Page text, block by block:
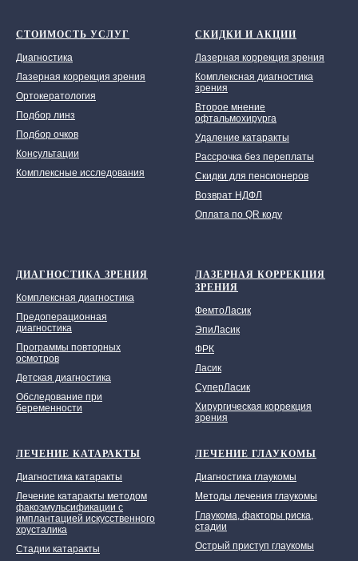
СТОИМОСТЬ УСЛУГ
Диагностика
Лазерная коррекция зрения
Ортокератология
Подбор линз
Подбор очков
Консультации
Комплексные исследования
СКИДКИ И АКЦИИ
Лазерная коррекция зрения
Комплексная диагностика
зрения
Второе мнение
офтальмохирурга
Удаление катаракты
Рассрочка без переплаты
Скидки для пенсионеров
Возврат НДФЛ
Оплата по QR коду
ДИАГНОСТИКА ЗРЕНИЯ
Комплексная диагностика
Предоперационная
диагностика
Программы повторных
осмотров
Детская диагностика
Обследование при
беременности
ЛАЗЕРНАЯ КОРРЕКЦИЯ
ЗРЕНИЯ
ФемтоЛасик
ЭпиЛасик
ФРК
Ласик
СуперЛасик
Хирургическая коррекция
зрения
ЛЕЧЕНИЕ КАТАРАКТЫ
Диагностика катаракты
Лечение катаракты методом
факоэмульсификации с
имплантацией искусственного
хрусталика
Стадии катаракты
ЛЕЧЕНИЕ ГЛАУКОМЫ
Диагностика глаукомы
Методы лечения глаукомы
Глаукома, факторы риска,
стадии
Острый приступ глаукомы